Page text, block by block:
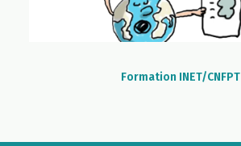
Formation INET/CNFPT